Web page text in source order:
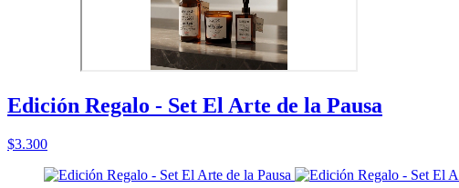
Edición Regalo - Set El Arte de la Pausa
$3.300